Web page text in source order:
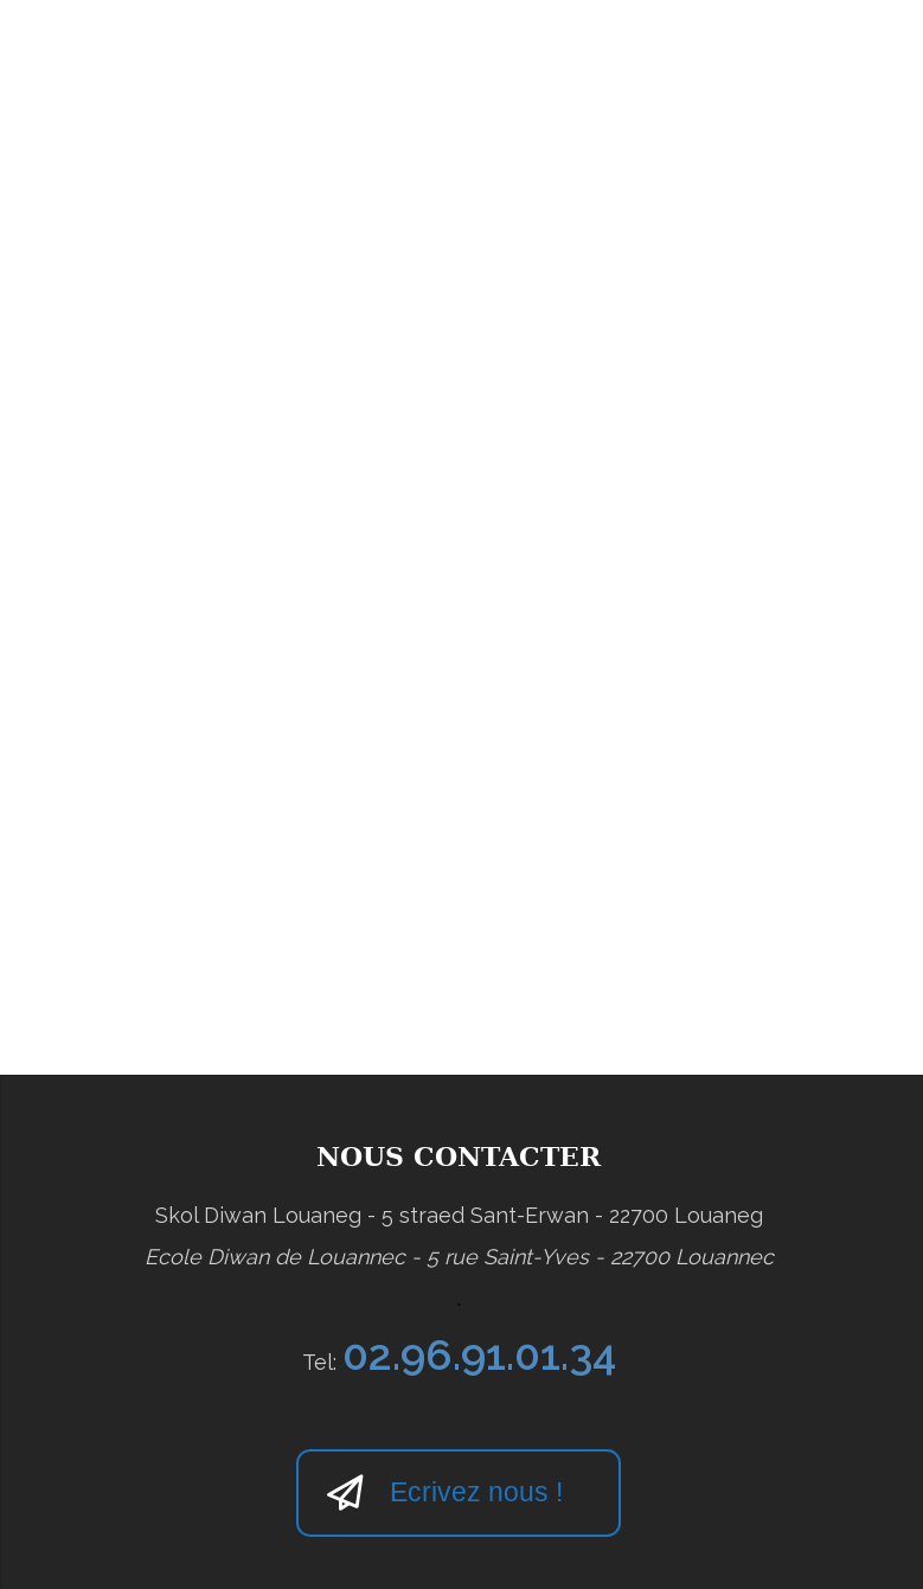
NOUS CONTACTER
Skol Diwan Louaneg - 5 straed Sant-Erwan - 22700 Louaneg
Ecole Diwan de Louannec - 5 rue Saint-Yves - 22700 Louannec
.
Tel: 02.96.91.01.34
Ecrivez nous !